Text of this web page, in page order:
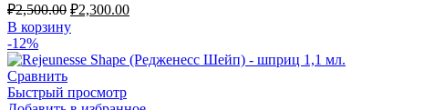
₽2,500.00 ₽2,300.00
В корзину
-12%
Сравнить
Быстрый просмотр